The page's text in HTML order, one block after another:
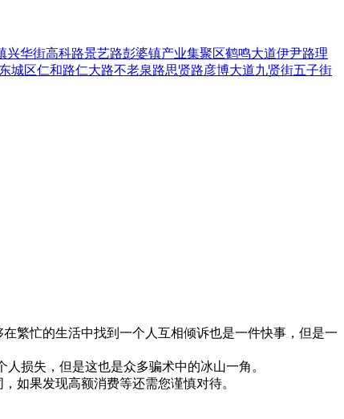
兴华街高科路景艺路彭婆镇产业集聚区鹤鸣大道伊尹路理
城区仁和路仁大路不老泉路思贤路彦博大道九贤街五子街
繁忙的生活中找到一个人互相倾诉也是一件快事，但是一
损失，但是这也是众多骗术中的冰山一角。
如果发现高额消费等还需您谨慎对待。